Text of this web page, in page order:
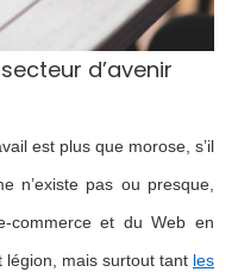
d’avenir
est plus que morose, s’il
n’existe pas ou presque,
commerce et du Web en
légion, mais surtout tant les